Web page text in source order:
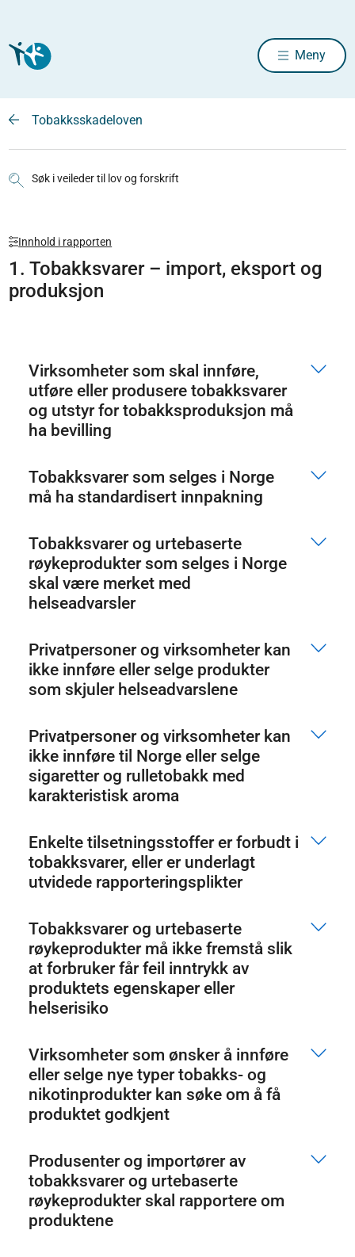
Meny
Tobakksskadeloven
Søk i veileder til lov og forskrift
Innhold i rapporten
1. Tobakksvarer – import, eksport og
produksjon
Virksomheter som skal innføre,
utføre eller produsere tobakksvarer
og utstyr for tobakksproduksjon må
ha bevilling
Tobakksvarer som selges i Norge
må ha standardisert innpakning
Tobakksvarer og urtebaserte
røykeprodukter som selges i Norge
skal være merket med
helseadvarsler
Privatpersoner og virksomheter kan
ikke innføre eller selge produkter
som skjuler helseadvarslene
Privatpersoner og virksomheter kan
ikke innføre til Norge eller selge
sigaretter og rulletobakk med
karakteristisk aroma
Enkelte tilsetningsstoffer er forbudt i
tobakksvarer, eller er underlagt
utvidede rapporteringsplikter
Tobakksvarer og urtebaserte
røykeprodukter må ikke fremstå slik
at forbruker får feil inntrykk av
produktets egenskaper eller
helserisiko
Virksomheter som ønsker å innføre
eller selge nye typer tobakks- og
nikotinprodukter kan søke om å få
produktet godkjent
Produsenter og importører av
tobakksvarer og urtebaserte
røykeprodukter skal rapportere om
produktene